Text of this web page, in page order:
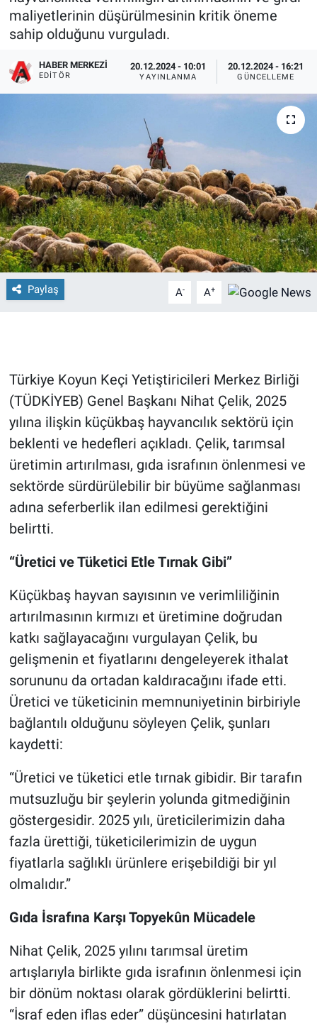
maliyetlerinin düşürülmesinin kritik öneme
sahip olduğunu vurguladı.
HABER MERKEZI
EDITÖR
20.12.2024 - 10:01
YAYINLANMA
20.12.2024 - 16:21
GÜNCELLEME
Paylaş A- A+
Türkiye Koyun Keçi Yetiştiricileri Merkez Birliği
(TÜDKİYEB) Genel Başkanı Nihat Çelik, 2025
yılına ilişkin küçükbaş hayvancılık sektörü için
beklenti ve hedefleri açıkladı. Çelik, tarımsal
üretimin artırılması, gıda israfının önlenmesi ve
sektörde sürdürülebilir bir büyüme sağlanması
adına seferberlik ilan edilmesi gerektiğini
belirtti.
“Üretici ve Tüketici Etle Tırnak Gibi”
Küçükbaş hayvan sayısının ve verimliliğinin
artırılmasının kırmızı et üretimine doğrudan
katkı sağlayacağını vurgulayan Çelik, bu
gelişmenin et fiyatlarını dengeleyerek ithalat
sorununu da ortadan kaldıracağını ifade etti.
Üretici ve tüketicinin memnuniyetinin birbiriyle
bağlantılı olduğunu söyleyen Çelik, şunları
kaydetti:
“Üretici ve tüketici etle tırnak gibidir. Bir tarafın
mutsuzluğu bir şeylerin yolunda gitmediğinin
göstergesidir. 2025 yılı, üreticilerimizin daha
fazla ürettiği, tüketicilerimizin de uygun
fiyatlarla sağlıklı ürünlere erişebildiği bir yıl
olmalıdır.”
Gıda İsrafına Karşı Topyekûn Mücadele
Nihat Çelik, 2025 yılını tarımsal üretim
artışlarıyla birlikte gıda israfının önlenmesi için
bir dönüm noktası olarak gördüklerini belirtti.
“İsraf eden iflas eder” düşüncesini hatırlatan